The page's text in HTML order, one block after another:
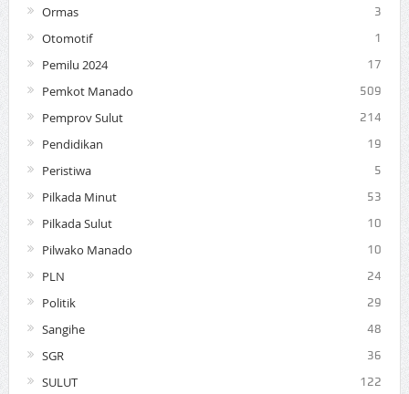
Ormas 3
Otomotif 1
Pemilu 2024 17
Pemkot Manado 509
Pemprov Sulut 214
Pendidikan 19
Peristiwa 5
Pilkada Minut 53
Pilkada Sulut 10
Pilwako Manado 10
PLN 24
Politik 29
Sangihe 48
SGR 36
SULUT 122